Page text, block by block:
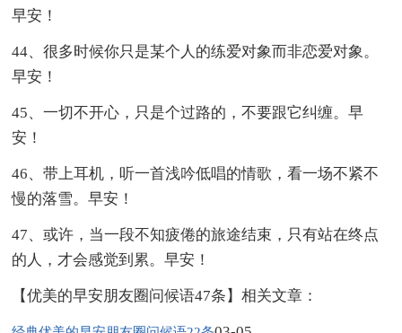
早安！
44、很多时候你只是某个人的练爱对象而非恋爱对象。
早安！
45、一切不开心，只是个过路的，不要跟它纠缠。早
安！
46、带上耳机，听一首浅吟低唱的情歌，看一场不紧不
慢的落雪。早安！
47、或许，当一段不知疲倦的旅途结束，只有站在终点
的人，才会感觉到累。早安！
【优美的早安朋友圈问候语47条】相关文章：